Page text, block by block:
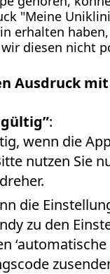
"Meine
erhalten
diesen nicht
Ausdruck
:
wenn die
nutzen Sie
die
zu den